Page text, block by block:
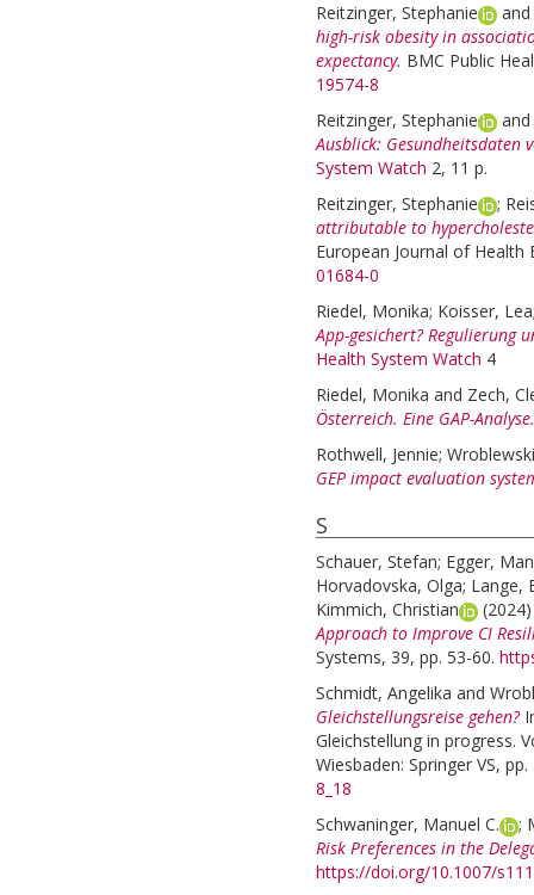
Reitzinger, Stephanie
and
high-risk obesity in
expectancy. BMC Public
19574-8
Reitzinger, Stephanie
and
Ausblick: Gesundheitsdaten
System Watch 2, 11 p.
Reitzinger, Stephanie
;
attributable to
European Journal of Health
01684-0
Riedel, Monika; Koisser, Lea
App-gesichert? Regulierung
Health System Watch 4
Riedel, Monika and Zech,
Österreich. Eine GAP-Analyse.
Rothwell, Jennie;
GEP impact evaluation
S
Schauer, Stefan; Egger,
Horvadovska, Olga; Lange,
Kimmich, Christian
Approach to Improve CI
Systems, 39, pp. 53-60.
Schmidt, Angelika and
Gleichstellungsreise gehen?
Gleichstellung in progress.
Wiesbaden: Springer VS,
8_18
Schwaninger, Manuel C.
;
Risk Preferences in the
https://doi.org/10.1007/